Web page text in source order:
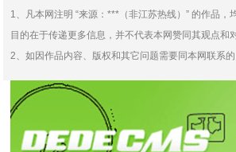
1、凡本网注明 “来源：***（非江苏热线）” 的作品，
目的在于传递更多信息，并不代表本网赞同其观点和
2、如因作品内容、版权和其它问题需要同本网联系的